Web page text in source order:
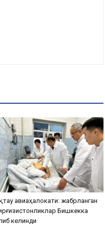
авиаҳалокати: жабрланган
Бишкекка
келинди